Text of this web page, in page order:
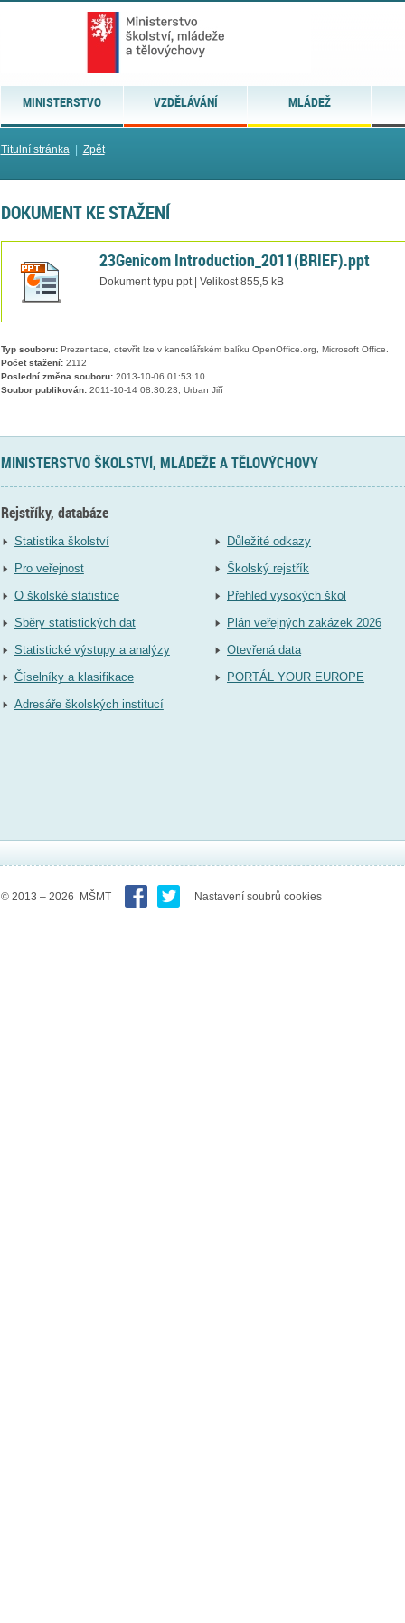
MINISTERSTVO VZDĚLÁVÁNÍ MLÁDEŽ
Titulní stránka| Zpět
DOKUMENT KE STAŽENÍ
23Genicom Introduction_2011(BRIEF).ppt
Dokument typu ppt | Velikost 855,5 kB
Typ souboru:Prezentace, otevřít lze v kancelářském balíku OpenOffice.org, Microsoft Office.
Počet stažení:2112
Poslední změna souboru:2013-10-06 01:53:10
Soubor publikován:2011-10-14 08:30:23, Urban Jiří
MINISTERSTVO ŠKOLSTVÍ, MLÁDEŽE A TĚLOVÝCHOVY
Rejstříky, databáze
Statistika školství
Pro veřejnost
O školské statistice
Sběry statistických dat
Statistické výstupy a analýzy
Číselníky a klasifikace
Adresáře školských institucí
Důležité odkazy
Školský rejstřík
Přehled vysokých škol
Plán veřejných zakázek 2026
Otevřená data
PORTÁL YOUR EUROPE
© 2013 – 2026 MŠMT Nastavení soubrů cookies